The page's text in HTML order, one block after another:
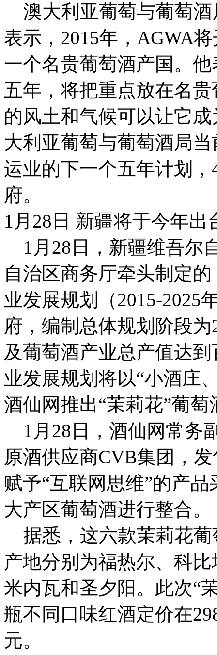
澳大利亚葡萄与葡萄酒
表示，2015年，AGWA
一个名贵葡萄酒产国。
五年，将把重点放在名
的风土和气候可以让它
大利亚葡萄与葡萄酒局
运业的下一个五年计划
府。
1月28日 新疆将于今年
1月28日，新疆维吾尔
自治区商务厅牵头制定
业发展规划（2015-2025
府，编制总体规划阶段
及葡萄酒产业总产值达
业发展规划将以“小酒庄
酒仙网推出“茉莉花”葡
1月28日，酒仙网常务
原酒供应商CVB集团，
赋予“互联网思维”的产
大产区葡萄酒进行整合。
据悉，这六款茉莉花葡
产地分别为福热尔、科
米内瓦和圣夕阳。此次“
瓶不同口味红酒定价在
元。